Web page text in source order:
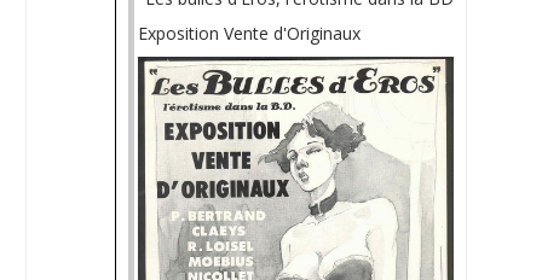
Exposition Vente d'Originaux